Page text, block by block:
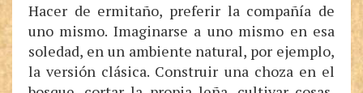
Hacer de ermitaño, preferir la compañía de
uno mismo. Imaginarse a uno mismo en esa
soledad, en un ambiente natural, por ejemplo,
la versión clásica. Construir una choza en el